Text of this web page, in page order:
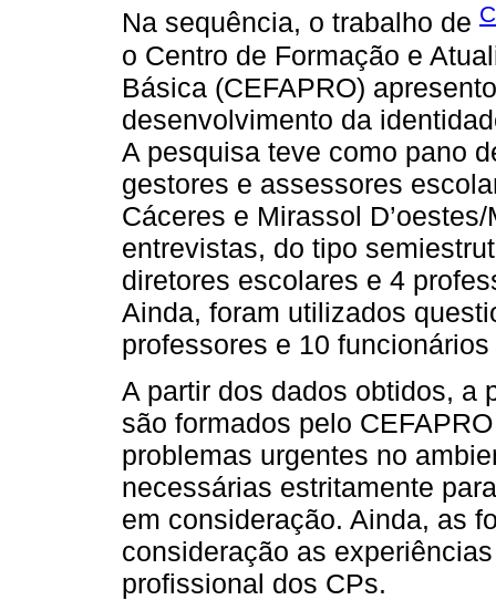
Na sequência, o trabalho de
o Centro de Formação e
Básica (CEFAPRO)
desenvolvimento da
A pesquisa teve como pano
gestores e assessores
Cáceres e Mirassol
entrevistas, do tipo
diretores escolares e 4
Ainda, foram utilizados
professores e 10
A partir dos dados obtidos, a
são formados pelo
problemas urgentes no
necessárias estritamente
em consideração. Ainda, as
consideração as
profissional dos CPs.